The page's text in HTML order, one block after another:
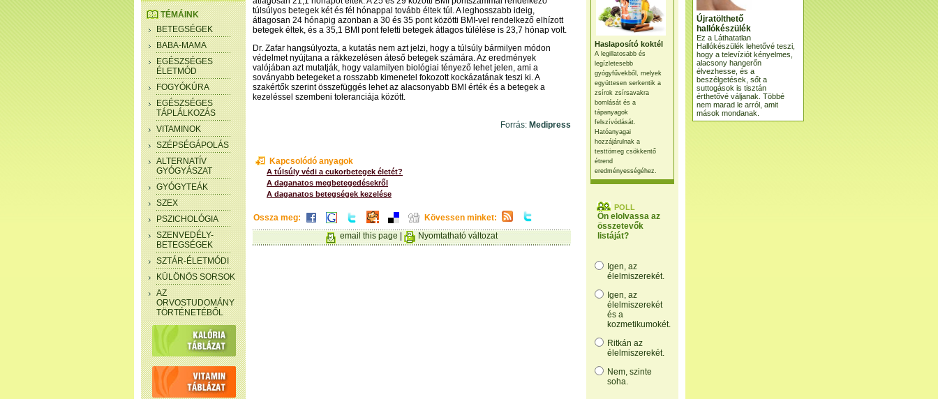
Haslaposító koktél
A legillatosabb és
legízletesebb
gyógyfűvekből, melyek
együttesen serkentik a
zsírok zsírsavakra
bomlását és a
tápanyagok
felszívódását.
Hatóanyagai
hozzájárulnak a
testtömeg csökkentő
étrend
eredményességéhez.
POLL
Ön elolvassa az
összetevők
listáját?
Igen, az
élelmiszerekét.
Igen, az
élelmiszerekét
és a
kozmetikumokét.
Ritkán az
élelmiszerekét.
Nem, szinte
soha.
TÉMÁINK
BETEGSÉGEK
BABA-MAMA
EGÉSZSÉGES
ÉLETMÓD
FOGYÓKÚRA
EGÉSZSÉGES
TÁPLÁLKOZÁS
VITAMINOK
SZÉPSÉGÁPOLÁS
ALTERNATÍV
GYÓGYÁSZAT
GYÓGYTEÁK
SZEX
PSZICHOLÓGIA
SZENVEDÉLY-
BETEGSÉGEK
SZTÁR-ÉLETMÓDI
KÜLÖNÖS SORSOK
AZ
ORVOSTUDOMÁNY
TÖRTÉNETÉBŐL
túlsúlyos betegek két és fél hónappal tovább éltek túl. A leghosszabb ideig,
átlagosan 24 hónapig azonban a 30 és 35 pont közötti BMI-vel rendelkező elhízott
betegek éltek, és a 35,1 BMI pont feletti betegek átlagos túlélése is 23,7 hónap volt.
Dr. Zafar hangsúlyozta, a kutatás nem azt jelzi, hogy a túlsúly bármilyen módon
védelmet nyújtana a rákkezelésen áteső betegek számára. Az eredmények
valójában azt mutatják, hogy valamilyen biológiai tényező lehet jelen, ami a
soványabb betegeket a rosszabb kimenetel fokozott kockázatának teszi ki. A
szakértők szerint összefüggés lehet az alacsonyabb BMI érték és a betegek a
kezeléssel szembeni toleranciája között.
Forrás: Medipress
Kapcsolódó anyagok
A túlsúly védi a cukorbetegek életét?
A daganatos megbetegedésekről
A daganatos betegségek kezelése
Ossza meg:
Kövessen minket:
email this page
Nyomtatható változat
Újratölthető
hallókészülék
Ez a Láthatatlan
Hallókészülék lehetővé teszi,
hogy a televíziót kényelmes,
alacsony hangerőn
élvezhesse, és a
beszélgetések, sőt a
suttogások is tisztán
érthetővé váljanak. Többé
nem marad le arról, amit
mások mondanak.